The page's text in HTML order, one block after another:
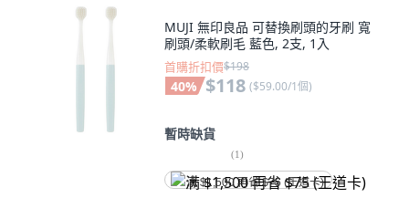
MUJI 無印良品 可替換刷頭的牙刷 寬
刷頭/柔軟刷毛 藍色, 2支, 1入
首購折扣價$198
40% $118 ($59.00/1個)
暫時缺貨
(1)
满 $1,500 再省 $75 (王道卡)